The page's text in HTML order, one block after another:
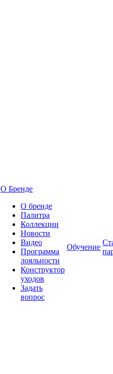
О Бренде
О бренде
Палитра
Коллекции
Новости
Видео
Программа
лояльности
Конструктор
уходов
Задать
вопрос
Обучение